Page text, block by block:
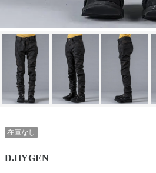
在庫なし
D.HYGEN